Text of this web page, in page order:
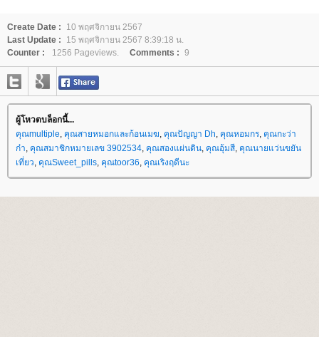
Create Date :
10 พฤศจิกายน 2567
Last Update :
15 พฤศจิกายน 2567 8:39:18 น.
Counter :
1256 Pageviews. Comments : 9
ผู้โหวตบล็อกนี้...
คุณmultiple, คุณสายหมอกและก้อนเมฆ, คุณปัญญา Dh, คุณหอมกร, คุณกะว่า
ก๋า, คุณสมาชิกหมายเลข 3902534, คุณสองแผ่นดิน, คุณอุ้มสี, คุณนายแว่นขยัน
เที่ยว, คุณSweet_pills, คุณtoor36, คุณเริงฤดีนะ